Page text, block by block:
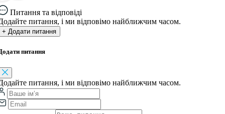
Питання та відповіді
питання, і ми відповімо найближчим часом.
+ Додати питання
питання
питання, і ми відповімо найближчим часом.